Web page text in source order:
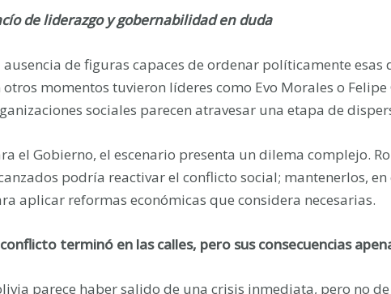
de liderazgo y gobernabilidad en duda
ausencia de figuras capaces de ordenar políticamente
otros momentos tuvieron líderes como Evo Morales o
sociales parecen atravesar una etapa de
el Gobierno, el escenario presenta un dilema complejo.
podría reactivar el conflicto social; mantenerlos,
aplicar reformas económicas que considera necesarias.
conflicto terminó en las calles, pero sus consecuencias
parece haber salido de una crisis inmediata, pero no